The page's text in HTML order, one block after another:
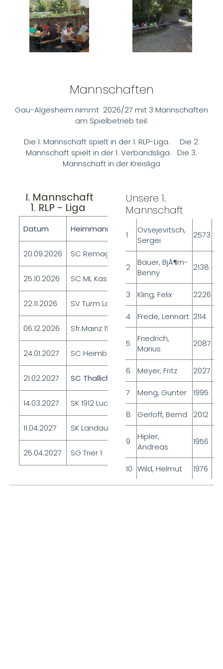
Mannschaften
Gau-Algesheim nimmt 2026/27 mit 3 Mannschaften
am Spielbetrieb teil.
Die 1. Mannschaft spielt in der 1. RLP-Liga. Die 2.
Mannschaft spielt in der 1. Verbandsliga. Die 3.
Mannschaft in der Kreisliga
I. Mannschaft
1. RLP - Liga
Datum Heimmannschaft Heim/Gast
20.09.2026 SC‍‍ Remagen-‍Sinzig 2 Heim
25.10.2026 SC ML Kastellaun 1
22.11.2026 SV Turm Lahnstein 1 Auswärts
06.12.2026 Sfr.Mainz 1928 1 Heim
24.01.2027 SC Heimbach-Weis/
21.02.2027 SC Thallichtenberg 1
14.03.2027 SK 1912 Ludwigshafen 1 Auswärts
11.04.2027 SK Landau 1 Heim
25.04.2027 SG Trier 1 Auswärts
Unsere 1.
Mannschaft
1
Ovsejevitsch,
Sergei
2573
2
Bauer, BjÃ¶rn-
Benny
2138
3 Kling, Felix 2226
4 Frede, Lennart 2114
5
Friedrich,
Marius
2087
6 Meyer, Fritz 2027
7 Meng, Gunter 1995
8 Gerloff, Bernd 2012
9
Hipler,
Andreas
1956
10 Wild, Helmut 1976